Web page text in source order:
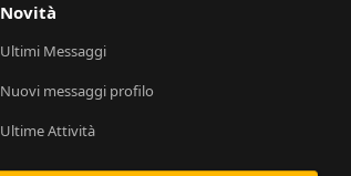
Novità
Ultimi Messaggi
Nuovi messaggi profilo
Ultime Attività